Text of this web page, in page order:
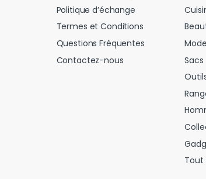
Politique d’échange
Termes et Conditions
Questions Fréquentes
Contactez-nous
Sacs
Tout